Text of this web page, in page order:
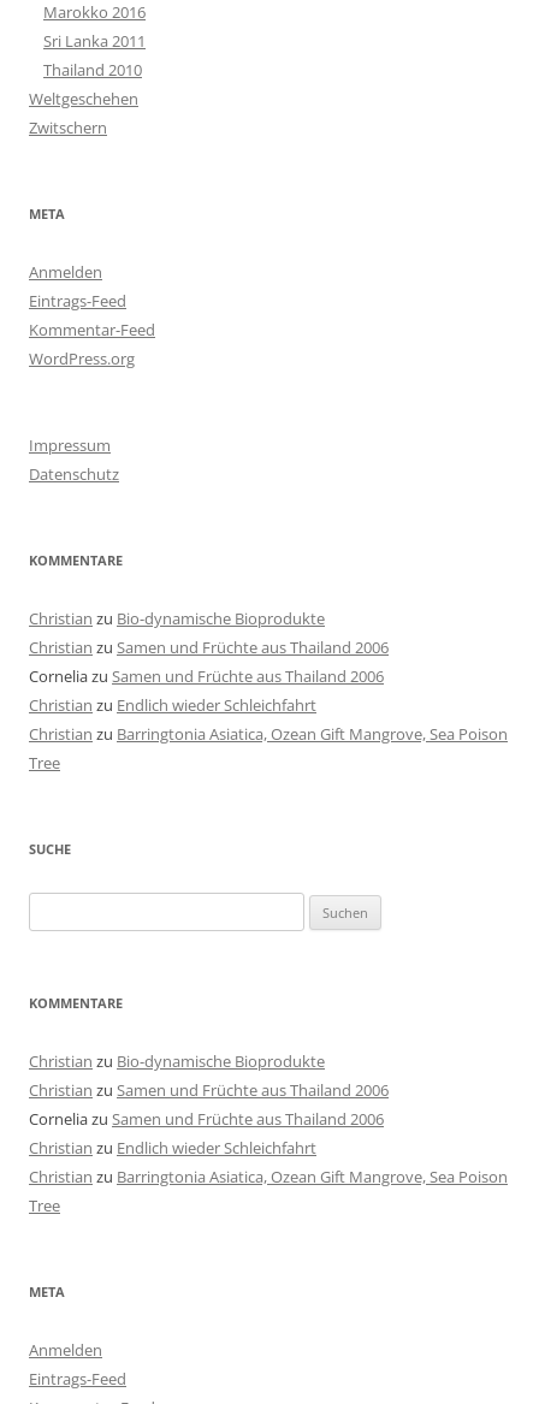
Marokko 2016
Sri Lanka 2011
Thailand 2010
Weltgeschehen
Zwitschern
META
Anmelden
Eintrags-Feed
Kommentar-Feed
WordPress.org
Impressum
Datenschutz
KOMMENTARE
Christian zu Bio-dynamische Bioprodukte
Christian zu Samen und Früchte aus Thailand 2006
Corneliazu Samen und Früchte aus Thailand 2006
Christian zu Endlich wieder Schleichfahrt
Christian zu Barringtonia Asiatica, Ozean Gift Mangrove, Sea Poison
Tree
SUCHE
nach:
KOMMENTARE
Christian zu Bio-dynamische Bioprodukte
Christian zu Samen und Früchte aus Thailand 2006
Corneliazu Samen und Früchte aus Thailand 2006
Christian zu Endlich wieder Schleichfahrt
Christian zu Barringtonia Asiatica, Ozean Gift Mangrove, Sea Poison
Tree
META
Anmelden
Eintrags-Feed